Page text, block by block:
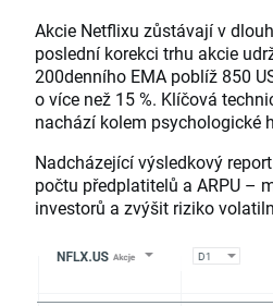
Akcie Netflixu zůstávají v
poslední korekci trhu akcie
200denního EMA poblíž 850
o více než 15 %. Klíčová
nachází kolem psychologické
Nadcházející výsledkový
počtu předplatitelů a ARPU –
investorů a zvýšit riziko